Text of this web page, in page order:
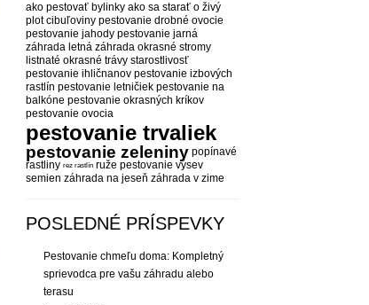
ako pestovať bylinky ako sa starať o živý
plot cibuľoviny pestovanie drobné ovocie
pestovanie jahody pestovanie jarná
záhrada letná záhrada okrasné stromy
listnaté okrasné trávy starostlivosť
pestovanie ihličnanov pestovanie izbových
rastlín pestovanie letničiek pestovanie na
balkóne pestovanie okrasných kríkov
pestovanie ovocia
pestovanie trvaliek
pestovanie zeleniny popínavé
rastliny rez rastlín ruže pestovanie výsev
semien záhrada na jeseň záhrada v zime
POSLEDNÉ PRÍSPEVKY
Pestovanie chmeľu doma: Kompletný
sprievodca pre vašu záhradu alebo
terasu